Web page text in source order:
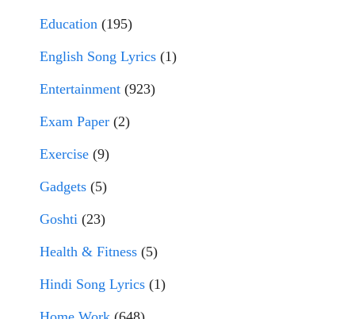
Education (195)
English Song Lyrics (1)
Entertainment (923)
Exam Paper (2)
Exercise (9)
Gadgets (5)
Goshti (23)
Health & Fitness (5)
Hindi Song Lyrics (1)